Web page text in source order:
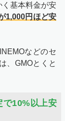
基本料金が安
1,000円ほど安
などのセ
、GMOとくと
で10%以上安